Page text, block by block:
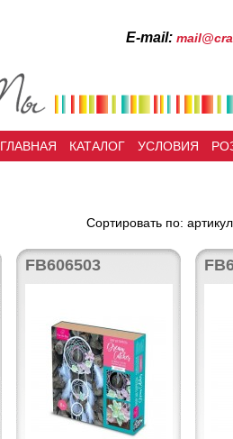
Е-mail:
ГЛАВНАЯ КАТАЛОГ УСЛОВИЯ
Сортировать по:
FB606503